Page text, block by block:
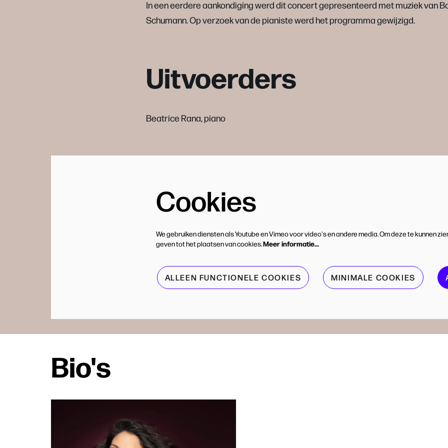
In een eerdere aankondiging werd dit concert gepresenteerd met muziek van
Schumann. Op verzoek van de pianiste werd het programma gewijzigd.
Uitvoerders
Beatrice Rana, piano
Cookies
We gebruiken diensten als Youtube en Vimeo voor video's en andere media. Om deze te kunnen
geven tot het plaatsen van cookies.Meer informatie…
ALLEEN FUNCTIONELE COOKIES MINIMALE COOKIES
Bio's